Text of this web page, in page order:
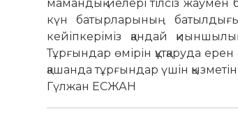
ма­мандық иелері тілсіз жаумен
күн батырларының батылдығы
кейіпкеріміз қандай
Тұрғындар өмірін құт­­­­қа­руда
қа­шанда тұрғындар үшін
Гүлжан ЕСЖАН